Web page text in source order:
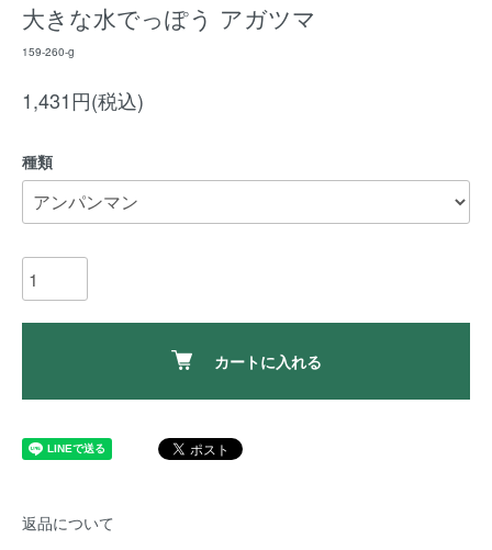
大きな水でっぽう アガツマ
159-260-g
1,431円(税込)
種類
カートに入れる
返品について